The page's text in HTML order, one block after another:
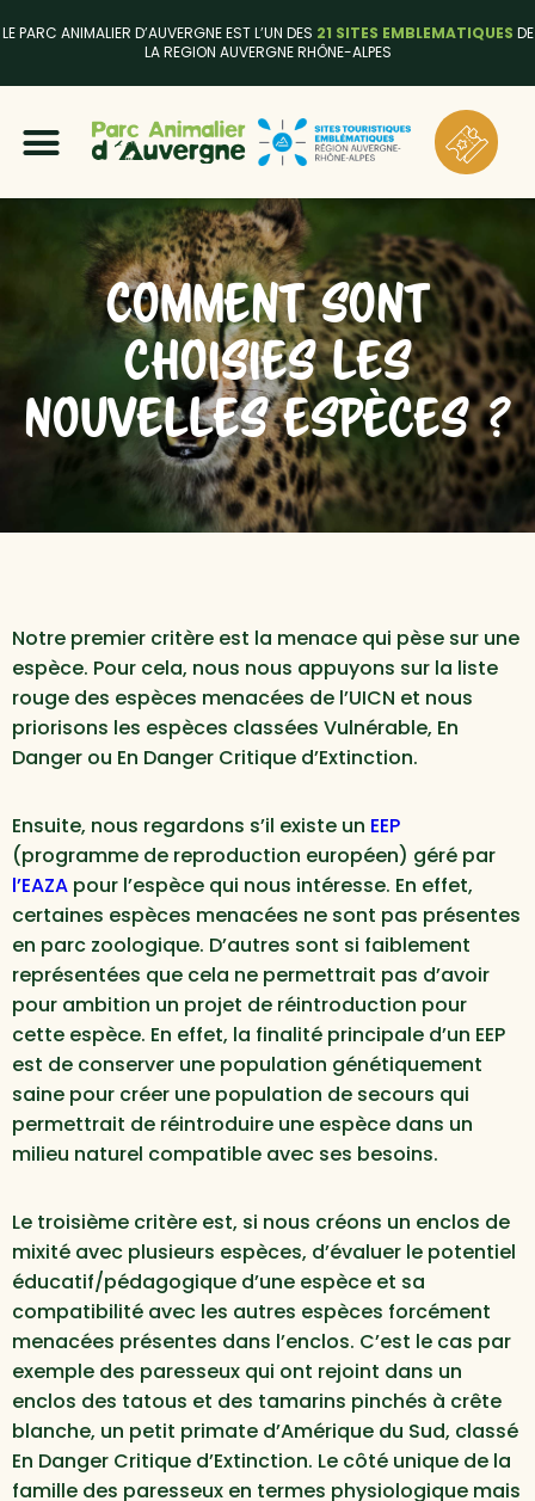
LE PARC ANIMALIER D’AUVERGNE EST L’UN DES 21 SITES EMBLEMATIQUES DE
LA REGION AUVERGNE RHÔNE-ALPES
COMMENT SONT
CHOISIES LES
NOUVELLES ESPÈCES ?
Notre premier critère est la menace qui pèse sur une
espèce. Pour cela, nous nous appuyons sur la liste
rouge des espèces menacées de l’UICN et nous
priorisons les espèces classées Vulnérable, En
Danger ou En Danger Critique d’Extinction.
Ensuite, nous regardons s’il existe un EEP
(programme de reproduction européen) géré par
l’EAZA pour l’espèce qui nous intéresse. En effet,
certaines espèces menacées ne sont pas présentes
en parc zoologique. D’autres sont si faiblement
représentées que cela ne permettrait pas d’avoir
pour ambition un projet de réintroduction pour
cette espèce. En effet, la finalité principale d’un EEP
est de conserver une population génétiquement
saine pour créer une population de secours qui
permettrait de réintroduire une espèce dans un
milieu naturel compatible avec ses besoins.
Le troisième critère est, si nous créons un enclos de
mixité avec plusieurs espèces, d’évaluer le potentiel
éducatif/pédagogique d’une espèce et sa
compatibilité avec les autres espèces forcément
menacées présentes dans l’enclos. C’est le cas par
exemple des paresseux qui ont rejoint dans un
enclos des tatous et des tamarins pinchés à crête
blanche, un petit primate d’Amérique du Sud, classé
En Danger Critique d’Extinction. Le côté unique de la
famille des paresseux en termes physiologique mais